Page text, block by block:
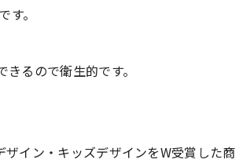
。
るので衛生的です。
イン・キッズデザインをW受賞した商